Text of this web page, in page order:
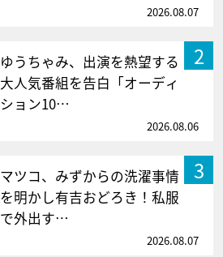
2026.08.07
2
ゆうちゃみ、出演を熱望する
大人気番組を告白「オーディ
ション10…
2026.08.06
3
マツコ、みずからの洗濯事情
を明かし有吉おどろき！私服
で外出す…
2026.08.07